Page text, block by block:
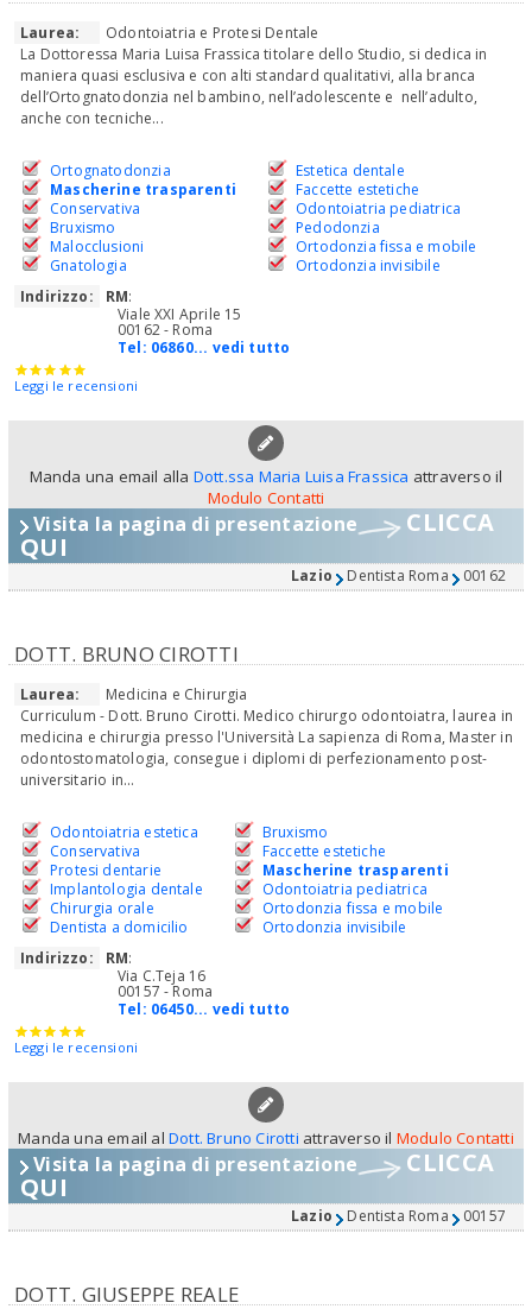
Laurea:
Odontoiatria e Protesi Dentale
La Dottoressa Maria Luisa Frassica titolare dello Studio, si dedica in
maniera quasi esclusiva e con alti standard qualitativi, alla branca
dell’Ortognatodonzia nel bambino, nell’adolescente e nell’adulto,
anche con tecniche...
Ortognatodonzia
Mascherine trasparenti
Conservativa
Bruxismo
Malocclusioni
Gnatologia
Estetica dentale
Faccette estetiche
Odontoiatria pediatrica
Pedodonzia
Ortodonzia fissa e mobile
Ortodonzia invisibile
Indirizzo:
RM:
Viale XXI Aprile 15
00162 - Roma
Tel: 06860... vedi tutto
Leggi le recensioni
Manda una email alla Dott.ssa Maria Luisa Frassica attraverso il
Modulo Contatti
Visita la pagina di presentazione CLICCA
QUI
Lazio Dentista Roma 00162
DOTT. BRUNO CIROTTI
Laurea:
Medicina e Chirurgia
Curriculum - Dott. Bruno Cirotti. Medico chirurgo odontoiatra, laurea in
medicina e chirurgia presso l'Università La sapienza di Roma, Master in
odontostomatologia, consegue i diplomi di perfezionamento post-
universitario in...
Odontoiatria estetica
Conservativa
Protesi dentarie
Implantologia dentale
Chirurgia orale
Dentista a domicilio
Bruxismo
Faccette estetiche
Mascherine trasparenti
Odontoiatria pediatrica
Ortodonzia fissa e mobile
Ortodonzia invisibile
Indirizzo:
RM:
Via C.Teja 16
00157 - Roma
Tel: 06450... vedi tutto
Leggi le recensioni
Manda una email alDott. Bruno Cirotti attraverso il Modulo Contatti
Visita la pagina di presentazione CLICCA
QUI
Lazio Dentista Roma 00157
DOTT. GIUSEPPE REALE